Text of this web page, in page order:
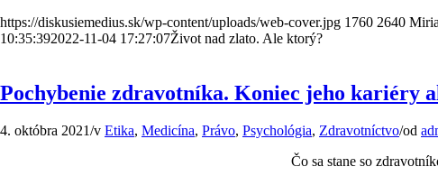
https://diskusiemedius.sk/wp-content/uploads/web-cover.jpg 1760 2640
10:35:392022-11-04 17:27:07Život nad zlato. Ale ktorý?
Pochybenie zdravotníka. Koniec jeho kariéry
4. októbra 2021/v Etika, Medicína, Právo, Psychológia, Zdravotníctvo/od
Čo sa stane so